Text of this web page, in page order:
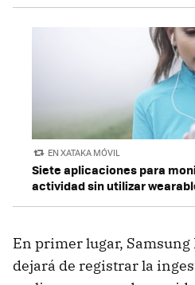
EN XATAKA MÓVIL
Siete aplicaciones para
actividad sin utilizar
En primer lugar,
dejará de registrar la